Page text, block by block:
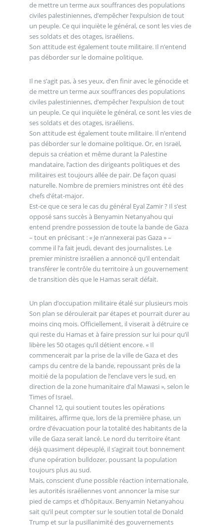
de mettre un terme aux souffrances des populations
civiles palestiniennes, d’empêcher l’expulsion de tout
un peuple. Ce qui inquiète le général, ce sont les vies de
ses soldats et des otages, israéliens.
Son attitude est également toute militaire. Il n’entend
pas déborder sur le domaine politique.
Il ne s’agit pas, à ses yeux, d’en finir avec le génocide et
de mettre un terme aux souffrances des populations
civiles palestiniennes, d’empêcher l’expulsion de tout
un peuple. Ce qui inquiète le général, ce sont les vies de
ses soldats et des otages, israéliens.
Son attitude est également toute militaire. Il n’entend
pas déborder sur le domaine politique. Or, en Israël,
depuis sa création et même durant la Palestine
mandataire, l’action des dirigeants politiques et des
militaires est toujours allée de pair. De façon quasi
naturelle. Nombre de premiers ministres ont été des
chefs d’état-major.
Est-ce que ce sera le cas du général Eyal Zamir ? Il s’est
opposé sans succès à Benyamin Netanyahou qui
entend prendre possession de toute la bande de Gaza
– tout en précisant : « Je n’annexerai pas Gaza » –
comme il l’a fait jeudi, devant des journalistes. Le
premier ministre israélien a annoncé qu’il entendait
transférer le contrôle du territoire à un gouvernement
de transition dès que le Hamas serait défait.
Un plan d’occupation militaire étalé sur plusieurs mois
Son plan se déroulerait par étapes et pourrait durer au
moins cinq mois. Officiellement, il viserait à détruire ce
qui reste du Hamas et à faire pression sur lui pour qu’il
libère les 50 otages qu’il détient encore. « Il
commencerait par la prise de la ville de Gaza et des
camps du centre de la bande, repoussant près de la
moitié de la population de l’enclave vers le sud, en
direction de la zone humanitaire d’al Mawasi », selon le
Times of Israel.
Channel 12, qui soutient toutes les opérations
militaires, affirme que, lors de la première phase, un
ordre d’évacuation pour la totalité des habitants de la
ville de Gaza serait lancé. Le nord du territoire étant
déjà quasiment dépeuplé, il s’agirait tout bonnement
d’une opération bulldozer, poussant la population
toujours plus au sud.
Mais, conscient d’une possible réaction internationale,
les autorités israéliennes vont annoncer la mise sur
pied de camps et d’hôpitaux. Benyamin Netanyahou
sait qu’il peut compter sur le soutien total de Donald
Trump et sur la pusillanimité des gouvernements